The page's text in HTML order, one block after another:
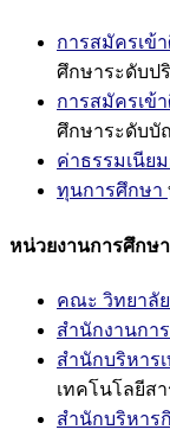
การสมัครเ
ศึกษาระดับ
การสมัครเข้
ศึกษาระดับ
ค่าธรรมเนีย
ทุนการศึกษา
หน่วยงานการศึกษา
คณะ วิทยาลั
สำนักงานกา
สำนักบริหาร
เทคโนโลยีส
สำนักบริหาร